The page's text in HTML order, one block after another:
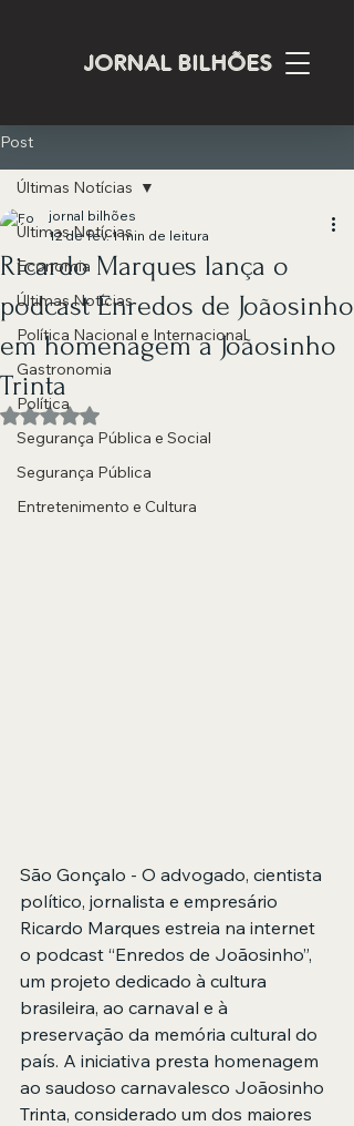
JORNAL BILHÕES
Post
Últimas Notícias
Economia
Últimas Notícias
Política Nacional e Internacional
Gastronomia
Política
Segurança Pública e Social
Segurança Pública
Entretenimento e Cultura
Últimas Notícias
Ricardo Marques lança o
podcast Enredos de Joãosinho
em homenagem a Joãosinho
Trinta
jornal bilhões
12 de fev. 1 min de leitura
Avaliado com NaN de 5 estrelas.
São Gonçalo - O advogado, cientista
político, jornalista e empresário
Ricardo Marques estreia na internet
o podcast “Enredos de Joãosinho”,
um projeto dedicado à cultura
brasileira, ao carnaval e à
preservação da memória cultural do
país. A iniciativa presta homenagem
ao saudoso carnavalesco Joãosinho
Trinta, considerado um dos maiores